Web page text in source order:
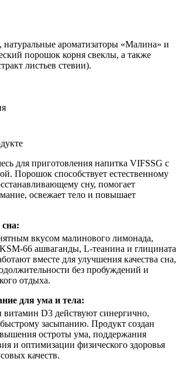
натуральные ароматизаторы «Малина» и
порошок корня свеклы, а также
листьев стевии).
для приготовления напитка VIFSSG с
Порошок способствует естественному
сну, помогает
освежает тело и повышает
вкусом малинового лимонада,
66 ашваганды, L-теанина и глицината
вместе для улучшения качества сна,
без пробуждений и
отдыха.
для ума и тела:
витамин D3 действуют синергично,
быстрому засыпанию. Продукт создан
остроты ума, поддержания
и оптимизации физического здоровья
качеств.